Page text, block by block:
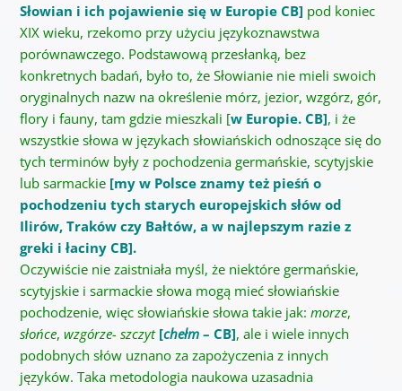
Słowian i ich pojawienie się w Europie CB] pod koniec
XIX wieku, rzekomo przy użyciu językoznawstwa
porównawczego. Podstawową przesłanką, bez
konkretnych badań, było to, że Słowianie nie mieli swoich
oryginalnych nazw na określenie mórz, jezior, wzgórz, gór,
flory i fauny, tam gdzie mieszkali [w Europie. CB], i że
wszystkie słowa w językach słowiańskich odnoszące się do
tych terminów były z pochodzenia germańskie, scytyjskie
lub sarmackie [my w Polsce znamy też pieśń o
pochodzeniu tych starych europejskich słów od
Ilirów, Traków czy Bałtów, a w najlepszym razie z
greki i łaciny CB].
Oczywiście nie zaistniała myśl, że niektóre germańskie,
scytyjskie i sarmackie słowa mogą mieć słowiańskie
pochodzenie, więc słowiańskie słowa takie jak: morze,
słońce, wzgórze- szczyt[chełm– CB], ale i wiele innych
podobnych słów uznano za zapożyczenia z innych
języków. Taka metodologia naukowa uzasadnia